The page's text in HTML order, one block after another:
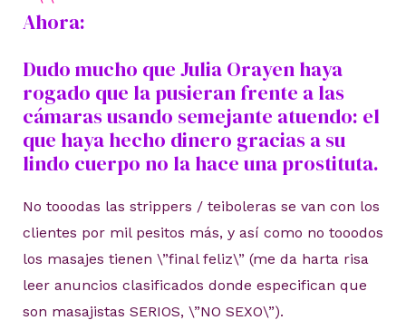
Ahora:
Dudo mucho que Julia Orayen haya
rogado que la pusieran frente a las
cámaras usando semejante atuendo: el
que haya hecho dinero gracias a su
lindo cuerpo no la hace una prostituta.
No tooodas las strippers / teiboleras se van con los
clientes por mil pesitos más, y así como no tooodos
los masajes tienen \”final feliz\” (me da harta risa
leer anuncios clasificados donde especifican que
son masajistas SERIOS, \”NO SEXO\”).